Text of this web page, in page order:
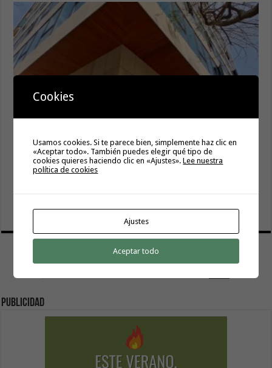
Gesplan logra la máxima puntuación en el Índice de
Transparencia de Canarias por cuarto año consecutivo
6 agosto, 2026
al sector por valor de 7,09 M€ tras aumentar las cuantías
6 agosto, 2026
Publicidad
Cookies
Usamos cookies. Si te parece bien, simplemente haz clic en
«Aceptar todo». También puedes elegir qué tipo de
cookies quieres haciendo clic en «Ajustes».Lee nuestra
política de cookies
Ajustes
Aceptar todo